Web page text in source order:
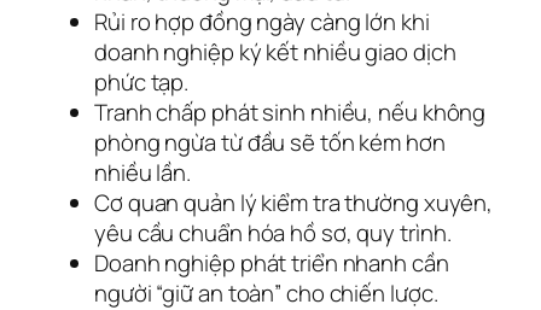
Rủi ro hợp đồng ngày càng lớn khi
doanh nghiệp ký kết nhiều giao dịch
phức tạp.
Tranh chấp phát sinh nhiều, nếu không
phòng ngừa từ đầu sẽ tốn kém hơn
nhiều lần.
Cơ quan quản lý kiểm tra thường xuyên,
yêu cầu chuẩn hóa hồ sơ, quy trình.
Doanh nghiệp phát triển nhanh cần
người “giữ an toàn” cho chiến lược.